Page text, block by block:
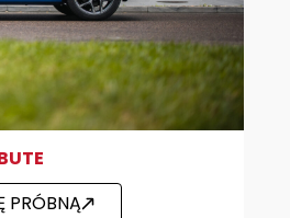
PRÓBNĄ